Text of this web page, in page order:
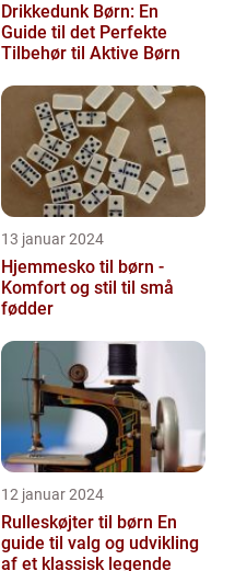
Drikkedunk Børn: En
Guide til det Perfekte
Tilbehør til Aktive Børn
13 januar 2024
Hjemmesko til børn -
Komfort og stil til små
fødder
12 januar 2024
Rulleskøjter til børn En
guide til valg og udvikling
af et klassisk legende